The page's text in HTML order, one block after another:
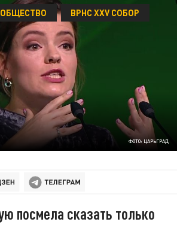
ФОТО: ЦАРЬГРАД
ОБЩЕСТВО ВРНС XXV СОБОР
посмела сказать только